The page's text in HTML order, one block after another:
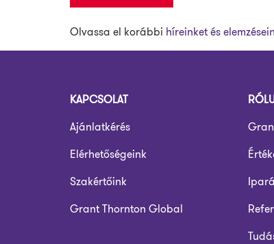
Olvassa el korábbi híreinket és
KAPCSOLAT
Ajánlatkérés
Elérhetőségeink
Szakértőink
Grant Thornton Global